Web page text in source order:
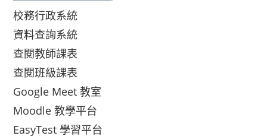
校務行政系統
資料查詢系統
查閱教師課表
查閱班級課表
Google Meet 教室
Moodle 教學平台
EasyTest 學習平台